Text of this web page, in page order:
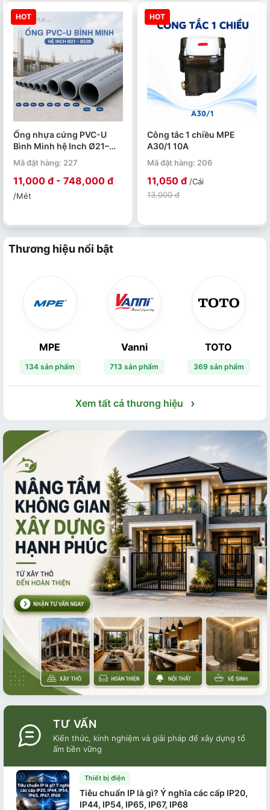
HOT
Ống nhựa cứng PVC-U
Bình Minh hệ Inch Ø21–
Ø220 PN4–PN15. Quy cách
4m/ 1 ống.
Mã đặt hàng: 227
11,000 đ - 748,000 đ
/Mét
HOT
Công tắc 1 chiều MPE
A30/1 10A
Mã đặt hàng: 206
11,050 đ /Cái
13,000 đ
Thương hiệu nổi bật
MPE
134 sản phẩm
Vanni
713 sản phẩm
TOTO
369 sản phẩm
Xem tất cả thương hiệu ›
TƯ VẤN
Kiến thức, kinh nghiệm và giải pháp để xây dựng tổ
ấm bền vững
Thiết bị điện
Tiêu chuẩn IP là gì? Ý nghĩa các cấp IP20,
IP44, IP54, IP65, IP67, IP68